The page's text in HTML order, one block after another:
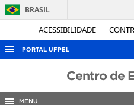
ACESSIBILIDADE
BRASIL
PORTAL UFPEL
Centro de
MENU